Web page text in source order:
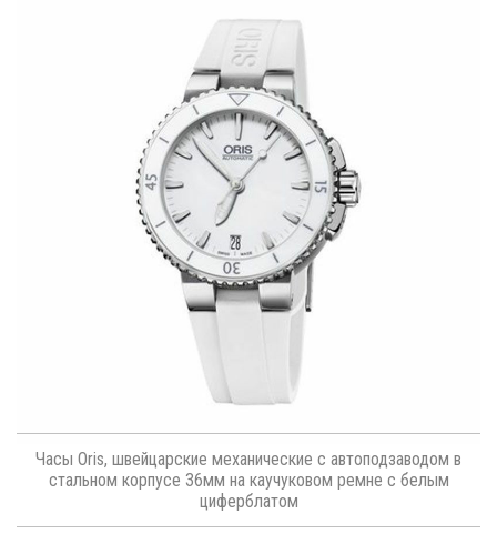
Часы Oris, швейцарские механические с автоподзаводом в
стальном корпусе 36мм на каучуковом ремне с белым
циферблатом